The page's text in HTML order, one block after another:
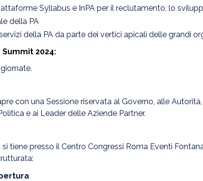
Syllabus e InPA per il reclutamento, lo
della PA
della PA da parte dei vertici apicali delle grandi
2024:
con una Sessione riservata al Governo, alle
e ai Leader delle Aziende Partner.
si tiene presso il Centro Congressi Roma Eventi